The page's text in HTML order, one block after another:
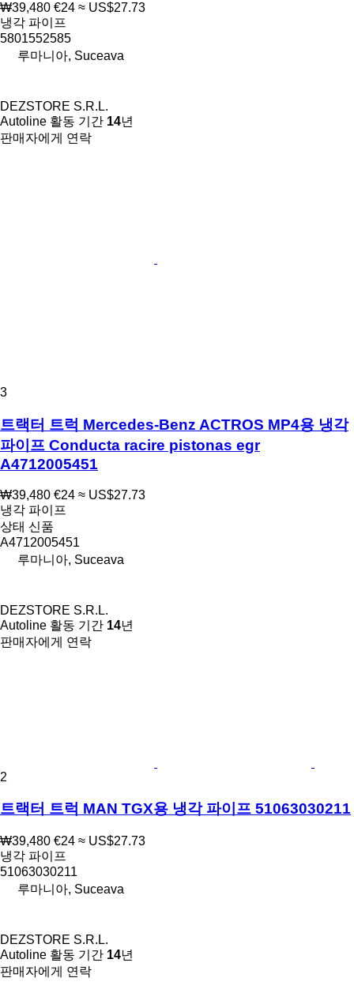
₩39,480 €24 ≈ US$27.73
냉각 파이프
5801552585
루마니아, Suceava
DEZSTORE S.R.L.
Autoline 활동 기간 14년
판매자에게 연락
3
트랙터 트럭 Mercedes-Benz ACTROS MP4용 냉각
파이프 Conducta racire pistonas egr
A4712005451
₩39,480 €24 ≈ US$27.73
냉각 파이프
상태 신품
A4712005451
루마니아, Suceava
DEZSTORE S.R.L.
Autoline 활동 기간 14년
판매자에게 연락
2
트랙터 트럭 MAN TGX용 냉각 파이프 51063030211
₩39,480 €24 ≈ US$27.73
냉각 파이프
51063030211
루마니아, Suceava
DEZSTORE S.R.L.
Autoline 활동 기간 14년
판매자에게 연락